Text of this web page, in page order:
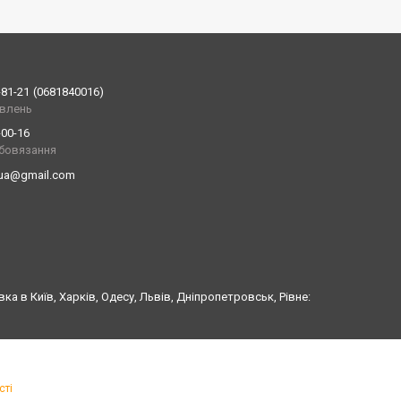
21
0681840016
16
в Київ, Харків, Одесу, Львів, Дніпропетровськ, Рівне: